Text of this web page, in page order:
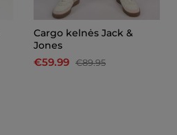
Cargo kelnės Jack &
Jones
€59.99 €89.95